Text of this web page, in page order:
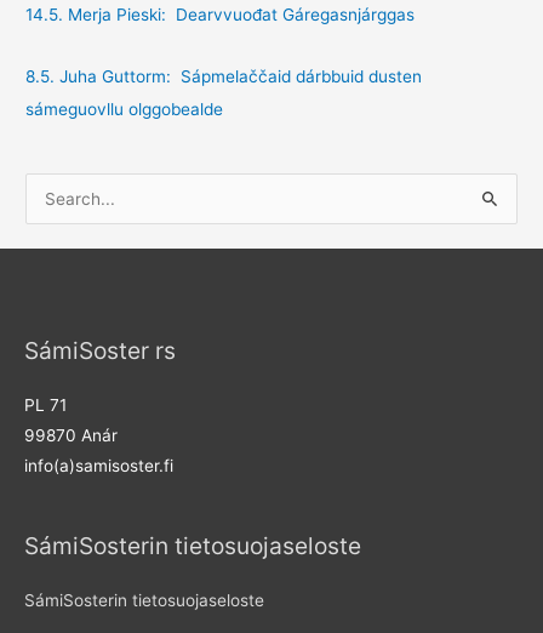
14.5. Merja Pieski: Dearvvuođat Gáregasnjárggas
8.5. Juha Guttorm: Sápmelaččaid dárbbuid dusten
sámeguovllu olggobealde
e
a
h
o
SámiSoster rs
PL 71
99870 Anár
info(a)samisoster.fi
SámiSosterin tietosuojaseloste
SámiSosterin tietosuojaseloste